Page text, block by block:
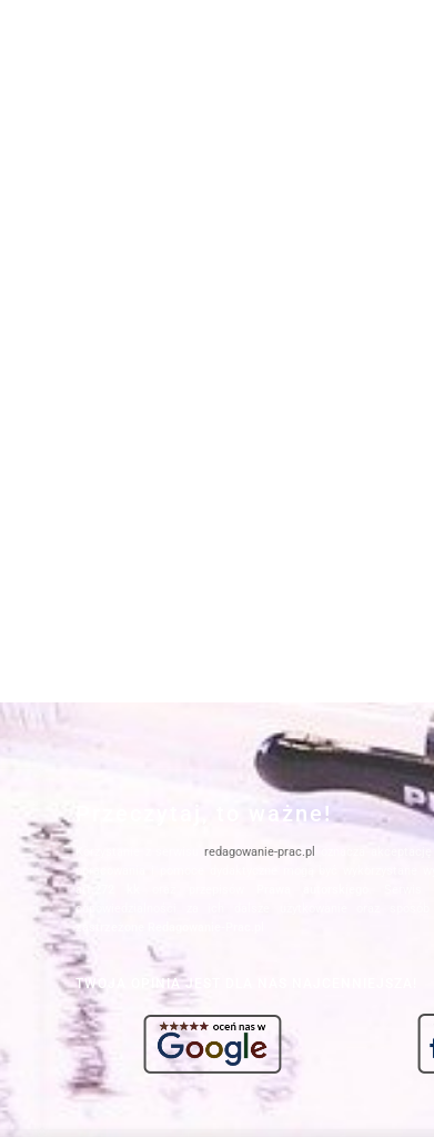
Przeczytaj, to ważne!
Korzystanie z serwisuredagowanie-prac.pl
opracowania i pomoce dydaktyczne mogą być wykorzystane
odpowiedzialności za ich dalsze użytkowanie oraz sposób
TWOJA OPINIA JEST DLA NAS NAJCENNIEJSZA!